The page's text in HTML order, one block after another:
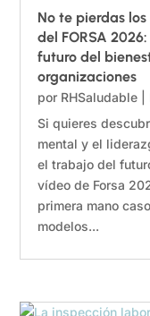
No te pierdas
del FORSA
futuro del
organizaciones
por RHSaludable
Si quieres
mental y el
el trabajo del
vídeo de Forsa
primera mano
modelos...